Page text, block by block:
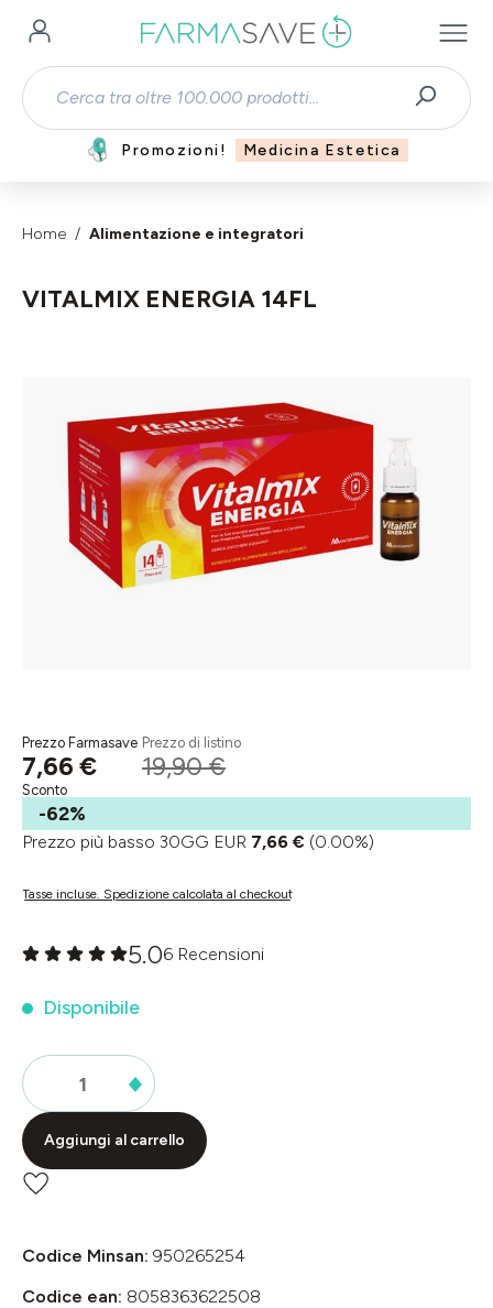
Passa al contenuto principale
Promozioni! Medicina Estetica
Home Alimentazione e integratori
VITALMIX ENERGIA 14FL
Prezzo Farmasave
7,66 €
Prezzo di listino
19,90 €
Sconto
-62%
Prezzo più basso 30GG EUR 7,66 € (0.00%)
Tasse incluse. Spedizione calcolata al checkout
5.06 Recensioni
Disponibile
Aggiungi al carrello
Codice Minsan: 950265254
Codice ean: 8058363622508